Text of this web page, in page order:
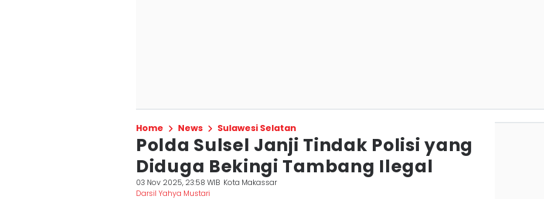
Home News Sulawesi Selatan
Polda Sulsel Janji Tindak Polisi yang
Diduga Bekingi Tambang Ilegal
03 Nov 2025, 23:58 WIB Kota Makassar
Darsil Yahya Mustari